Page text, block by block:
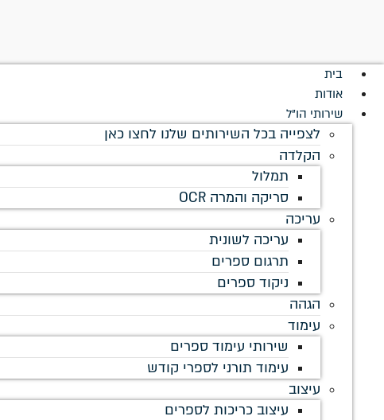
בית
אודות
שירותי הו"ל
לצפייה בכל השירותים שלנו לחצו כאן
הקלדה
תמלול
סריקה והמרה OCR
עריכה
עריכה לשונית
תרגום ספרים
ניקוד ספרים
הגהה
עימוד
שירותי עימוד ספרים
עימוד תורני לספרי קודש
עיצוב
עיצוב כריכות לספרים